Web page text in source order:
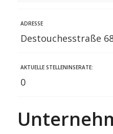
ADRESSE
Destouchesstraße
AKTUELLE STELLENINSERATE:
0